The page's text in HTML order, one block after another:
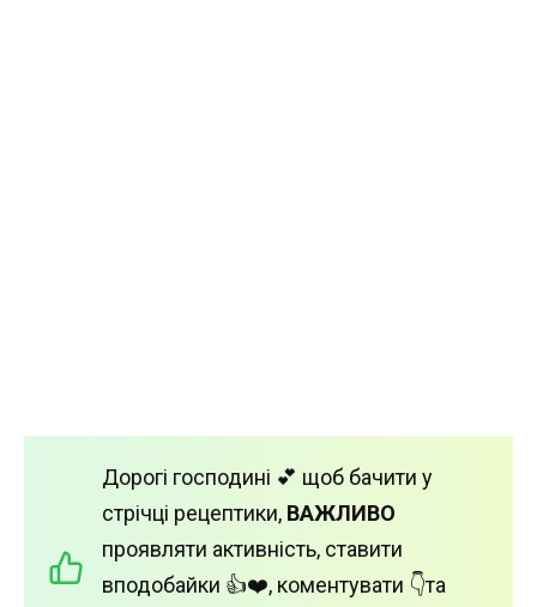
Дорогі господині 💕 щоб бачити у
стрічці рецептики, ВАЖЛИВО
проявляти активність, ставити
вподобайки 👍❤️, коментувати 👇та